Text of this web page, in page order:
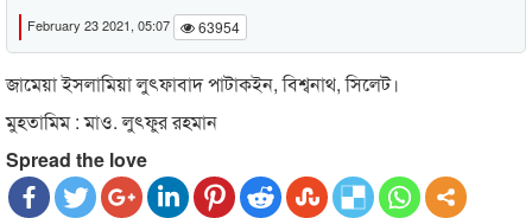
February 23 2021, 05:07 63954
জামেয়া ইসলামিয়া লুৎফাবাদ পাটাকইন, বিশ্বনাথ, সিলেট।
মুহতামিম : মাও. লুৎফুর রহমান
Spread the love